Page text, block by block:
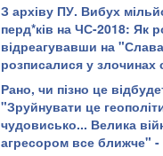
З архіву ПУ. Вибух
перд*ків на ЧС-2018: Як
відреагувавши на "Слава
розписалися у злочинах
блогер
Рано, чи пізно це
"Зруйнувати це
чудовисько... Велика
агресором все ближче"